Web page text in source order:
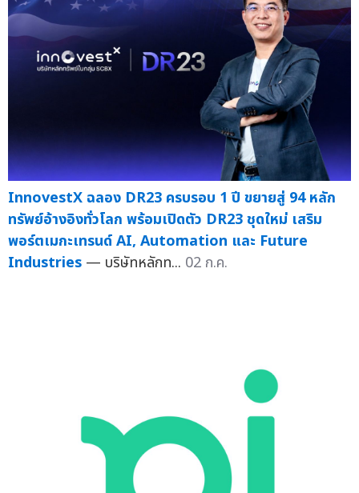
InnovestX ฉลอง DR23 ครบรอบ 1 ปี ขยายสู่ 94 หลัก
ทรัพย์อ้างอิงทั่วโลก พร้อมเปิดตัว DR23 ชุดใหม่ เสริม
พอร์ตเมกะเทรนด์ AI, Automation และ Future
Industries — บริษัทหลักท... 02 ก.ค.